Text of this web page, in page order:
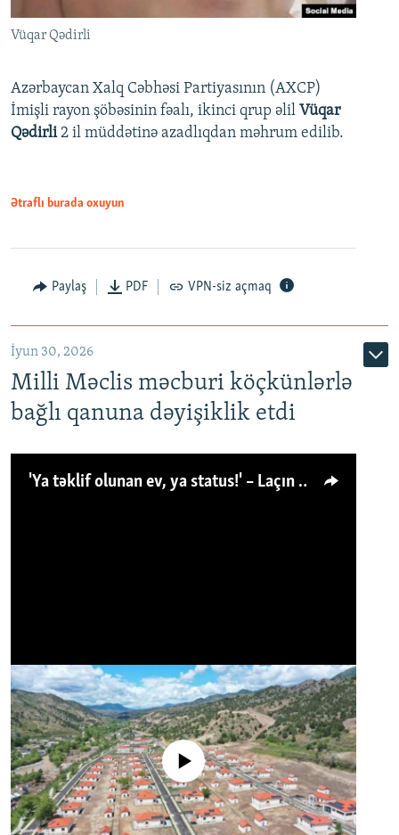
Vüqar Qədirli
Azərbaycan Xalq Cəbhəsi Partiyasının (AXCP)
İmişli rayon şöbəsinin fəalı, ikinci qrup əlil Vüqar
Qədirli2 il müddətinə azadlıqdan məhrum edilib.
Ətraflı burada oxuyun
Paylaş PDF VPN-siz açmaq
İyun 30, 2026
Milli Məclis məcburi köçkünlərlə
bağlı qanuna dəyişiklik etdi
'Ya təklif olunan ev, ya status!' – Laçın köçkünü: 'Laçından başqa heç hara!'
No media source currently available